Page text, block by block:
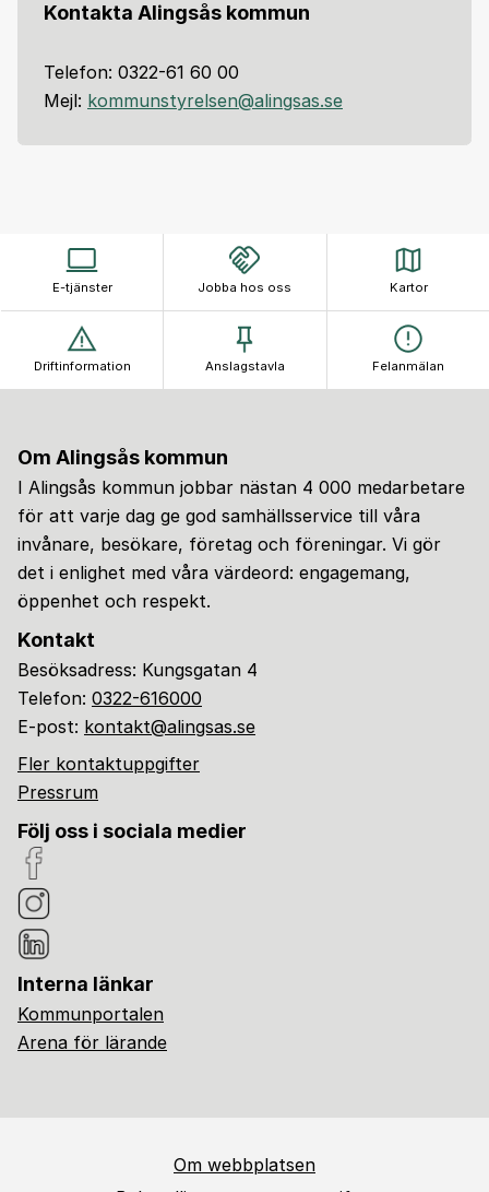
Kontakta Alingsås kommun
Telefon: 0322-61 60 00
Mejl: kommunstyrelsen@alingsas.se
E-tjänster Jobba hos oss Kartor
Driftinformation Anslagstavla Felanmälan
Om Alingsås kommun
I Alingsås kommun jobbar nästan 4 000 medarbetare
för att varje dag ge god samhällsservice till våra
invånare, besökare, företag och föreningar. Vi gör
det i enlighet med våra värdeord: engagemang,
öppenhet och respekt.
Kontakt
Besöksadress: Kungsgatan 4
Telefon: 0322-616000
E-post: kontakt@alingsas.se
Fler kontaktuppgifter
Pressrum
Följ oss i sociala medier
Interna länkar
Kommunportalen
Arena för lärande
Om webbplatsen